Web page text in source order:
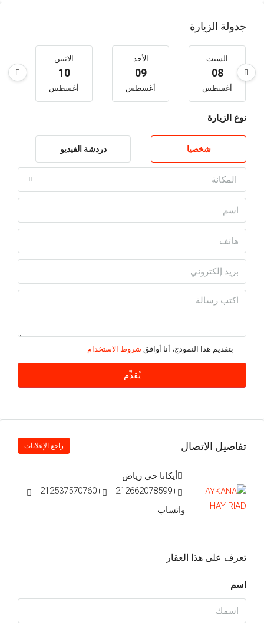
جدولة الزيارة
السبت
08
أغسطس
الأحد
09
أغسطس
الاثنين
10
أغسطس
نوع الزيارة
شخصيا دردشة الفيديو
المكانة
بتقديم هذا النموذج، أنا أوافق شروط الاستخدام
يُقدِّم
تفاصيل الاتصال راجع الإعلانات
أيكانا حي رياض
+212537570760
+212662078599
واتساب
تعرف على هذا العقار
اسم